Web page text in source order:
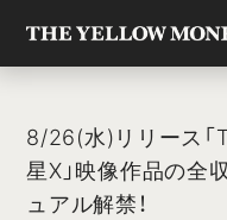
8/26(水)リリース
星X」映像作品の全
ュアル解禁！